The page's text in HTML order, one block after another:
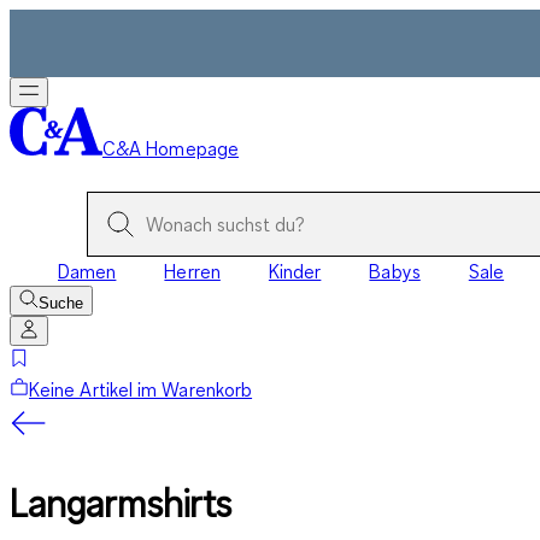
C&A Homepage
Damen Herren Kinder Babys Sale
Suche
Keine Artikel im Warenkorb
Langarmshirts